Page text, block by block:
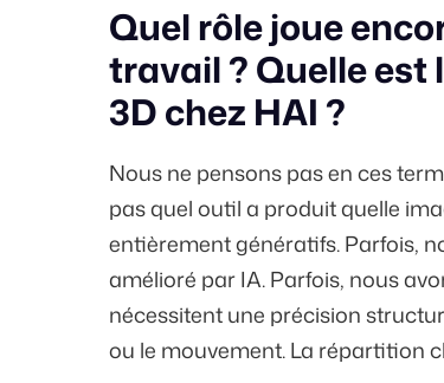
Quel rôle joue
travail ? Quelle
3D chez HAI ?
Nous ne pensons pas en ces
pas quel outil a produit quelle
entièrement génératifs. Parfois,
amélioré par IA. Parfois, nous
nécessitent une précision
ou le mouvement. La répartition